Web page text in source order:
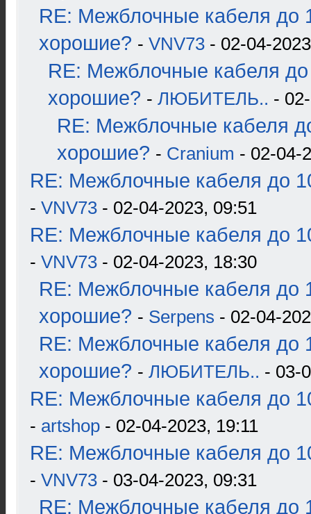
RE: Межблочные кабеля до
хорошие? - VNV73 - 02-04-
RE: Межблочные кабеля до
хорошие? - ЛЮБИТЕЛЬ.. -
RE: Межблочные кабеля
хорошие? - Cranium - 02-04-
RE: Межблочные кабеля до
- VNV73 - 02-04-2023, 09:51
RE: Межблочные кабеля до
- VNV73 - 02-04-2023, 18:30
RE: Межблочные кабеля до
хорошие? - Serpens - 02-04-
RE: Межблочные кабеля до
хорошие? - ЛЮБИТЕЛЬ.. - 03-
RE: Межблочные кабеля до
- artshop - 02-04-2023, 19:11
RE: Межблочные кабеля до
- VNV73 - 03-04-2023, 09:31
RE: Межблочные кабеля до